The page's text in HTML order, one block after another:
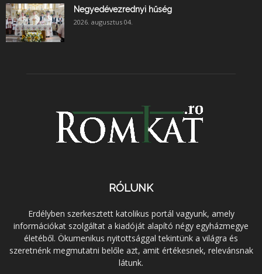
Negyedévezrednyi hűség
2026. augusztus 04.
RÓLUNK
Erdélyben szerkesztett katolikus portál vagyunk, amely
információkat szolgáltat a kiadóját alapító négy egyházmegye
életéből. Ökumenikus nyitottsággal tekintünk a világra és
szeretnénk megmutatni belőle azt, amit értékesnek, relevánsnak
látunk.